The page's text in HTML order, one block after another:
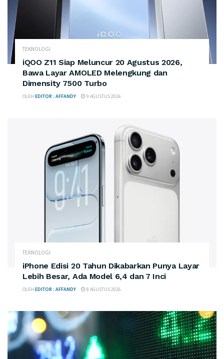
TEKNOLOGI
iQOO Z11 Siap Meluncur 20 Agustus 2026,
Bawa Layar AMOLED Melengkung dan
Dimensity 7500 Turbo
OLEH EDITOR : AFFANDY 9 AGUSTUS 2026
TEKNOLOGI
iPhone Edisi 20 Tahun Dikabarkan Punya Layar
Lebih Besar, Ada Model 6,4 dan 7 Inci
OLEH EDITOR : AFFANDY 8 AGUSTUS 2026